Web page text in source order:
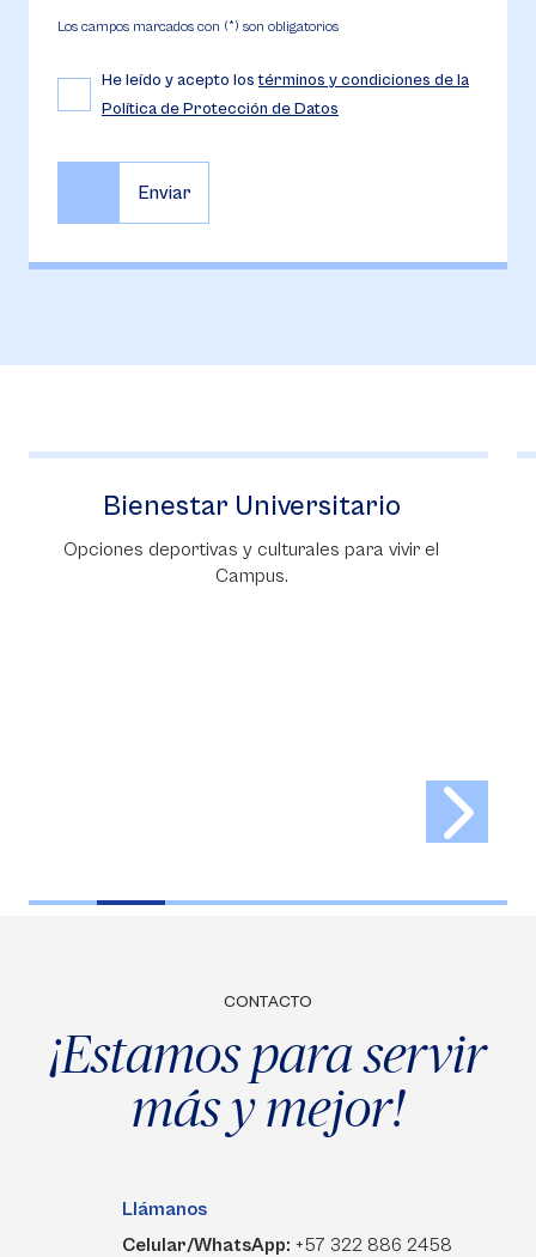
Los campos marcados con (*) son obligatorios
He leído y acepto lostérminos y condiciones de la
Política de Protección de Datos
Financiación
Conoce planes de financiación para tu carrera.
CONTACTO
¡Estamos para servir
más y mejor!
Llámanos
Celular/WhatsApp: +57 322 886 2458